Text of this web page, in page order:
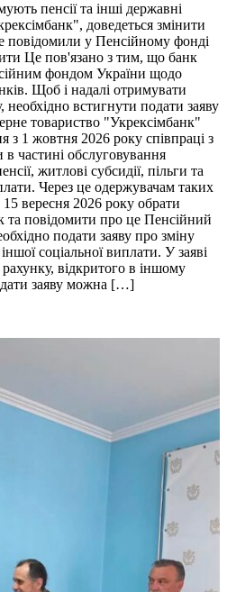
пенсії та інші державні
доведеться змінити
повідомили у Пенсійному фонді
Це пов'язано з тим, що банк
фондом України щодо
Щоб і надалі отримувати
необхідно встигнути подати заяву
товариство "Укрексімбанк"
1 жовтня 2026 року співпраці з
частині обслуговування
житлові субсидії, пільги та
Через це одержувачам таких
вересня 2026 року обрати
повідомити про це Пенсійний
подати заяву про зміну
соціальної виплати. У заяві
відкритого в іншому
заяву можна […]